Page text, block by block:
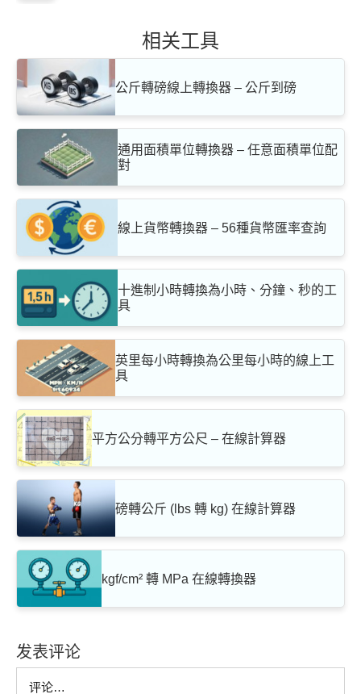
相关工具
公斤轉磅線上轉換器 – 公斤到磅
通用面積單位轉換器 – 任意面積單位配
對
線上貨幣轉換器 – 56種貨幣匯率查詢
十進制小時轉換為小時、分鐘、秒的工
具
英里每小時轉換為公里每小時的線上工
具
平方公分轉平方公尺 – 在線計算器
磅轉公斤 (lbs 轉 kg) 在線計算器
kgf/cm² 轉 MPa 在線轉換器
发表评论